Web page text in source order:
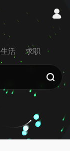
生活 求职